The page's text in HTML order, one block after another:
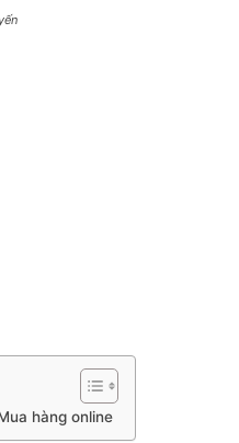
hàng online